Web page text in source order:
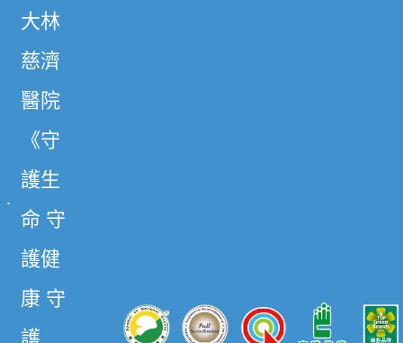
大林
慈濟
醫院
《守
護生
命 守
護健
康 守
護